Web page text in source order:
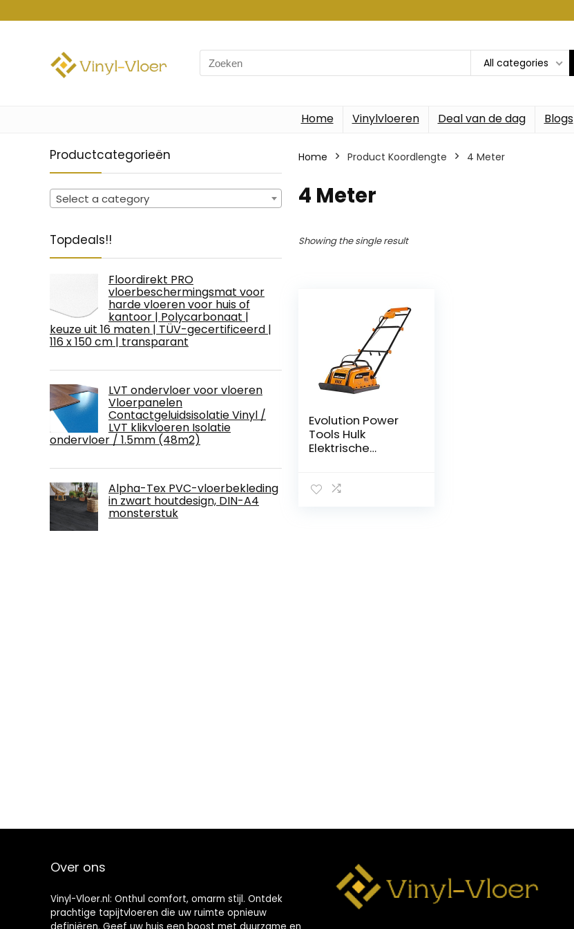
Search
for:
All categories
Home Vinylvloeren Deal van de dag Blogs
Productcategorieën
Select a category
Topdeals!!
Floordirekt PRO
vloerbeschermingsmat voor
harde vloeren voor huis of
kantoor | Polycarbonaat |
keuze uit 16 maten | TÜV-gecertificeerd |
116 x 150 cm | transparant
LVT ondervloer voor vloeren
Vloerpanelen
Contactgeluidsisolatie Vinyl /
LVT klikvloeren Isolatie
ondervloer / 1.5mm (48m2)
Alpha-Tex PVC-vloerbekleding
in zwart houtdesign, DIN-A4
monsterstuk
Home Product Koordlengte ‎4 Meter
‎4 Meter
Showing the single result
Evolution Power
Tools Hulk
Elektrische
gebruik – Ideaal
Over ons
Vinyl-Vloer.nl: Onthul comfort, omarm stijl. Ontdek
prachtige tapijtvloeren die uw ruimte opnieuw